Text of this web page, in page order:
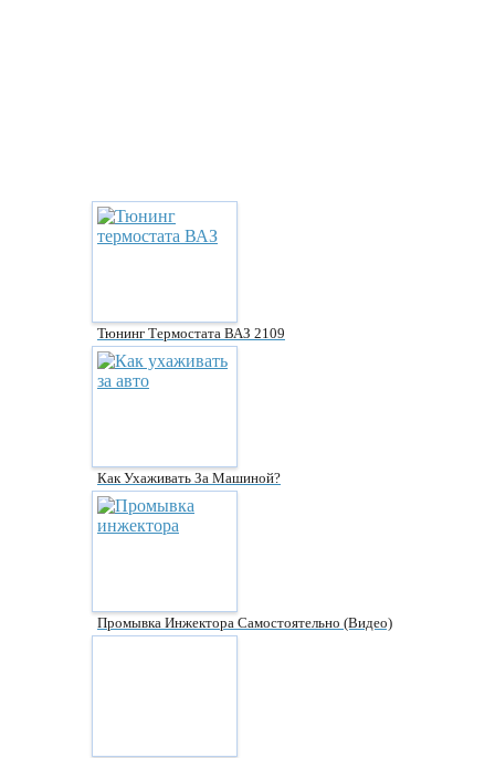
Тюнинг Термостата ВАЗ 2109
Как Ухаживать За Машиной?
Промывка Инжектора Самостоятельно (видео)